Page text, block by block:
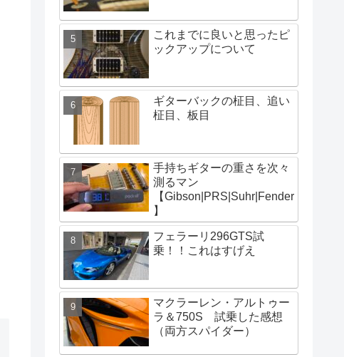
これまでに良いと思ったピ
ックアップについて
ギターバックの柾目、追い
柾目、板目
手持ちギターの重さを次々
測るマン
【Gibson|PRS|Suhr|Fender
】
フェラーリ296GTS試
乗！！これはすげえ
マクラーレン・アルトゥー
ラ＆750S 試乗した感想
（両方スパイダー）